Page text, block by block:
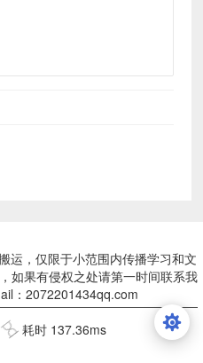
运，仅限于小范围内传播学习和文
如果有侵权之处请第一时间联系我
：2072201434qq.com
耗时 137.36ms